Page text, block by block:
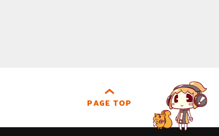
PAGE TOP